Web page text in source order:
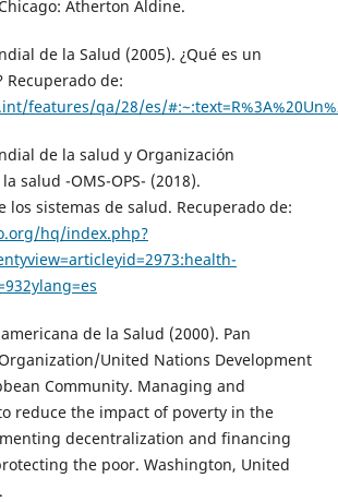
Atherton Aldine.
de la Salud (2005). ¿Qué es un
Recuperado de:
features/qa/28/es/
de la salud y Organización
salud -OMS-OPS- (2018).
los sistemas de salud. Recuperado de:
hq/index.php?
de la Salud (2000). Pan
United Nations Development
Community. Managing and
reduce the impact of poverty in the
decentralization and financing
the poor. Washington, United